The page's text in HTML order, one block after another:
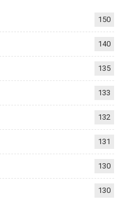
150
140
135
133
132
131
130
130